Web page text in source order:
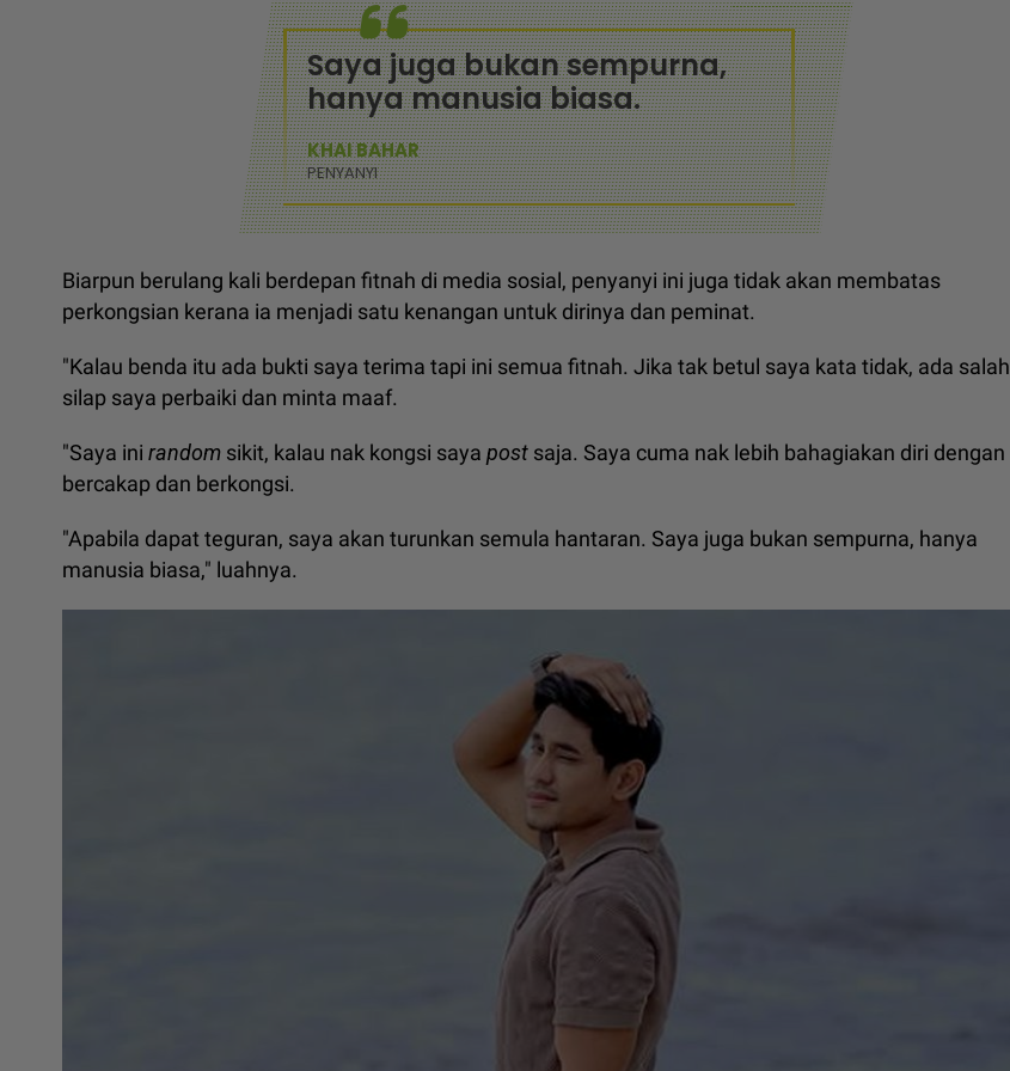
Saya juga bukan sempurna,
hanya manusia biasa.
KHAI BAHAR
PENYANYI
Biarpun berulang kali berdepan fitnah di media sosial, penyanyi ini juga tidak akan membatas
perkongsian kerana ia menjadi satu kenangan untuk dirinya dan peminat.
"Kalau benda itu ada bukti saya terima tapi ini semua fitnah. Jika tak betul saya kata tidak, ada salah
silap saya perbaiki dan minta maaf.
"Saya ini random sikit, kalau nak kongsi saya post saja. Saya cuma nak lebih bahagiakan diri dengan
bercakap dan berkongsi.
"Apabila dapat teguran, saya akan turunkan semula hantaran. Saya juga bukan sempurna, hanya
manusia biasa," luahnya.